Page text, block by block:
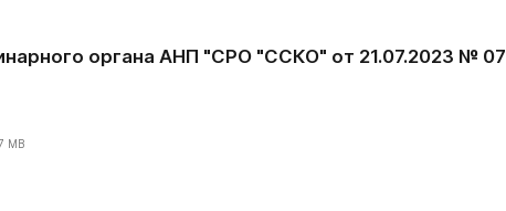
органа АНП "СРО "ССКО" от 21.07.2023 № 07
MB